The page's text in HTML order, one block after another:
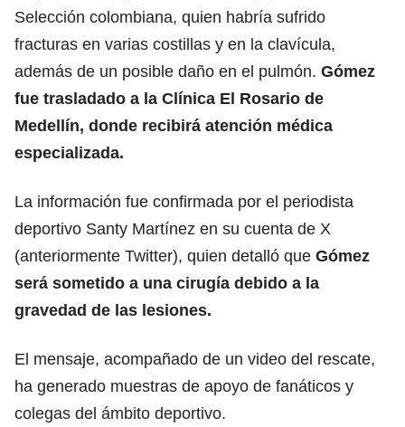
Selección colombiana, quien habría sufrido
fracturas en varias costillas y en la clavícula,
además de un posible daño en el pulmón. Gómez
fue trasladado a la Clínica El Rosario de
Medellín, donde recibirá atención médica
especializada.
La información fue confirmada por el periodista
deportivo Santy Martínez en su cuenta de X
(anteriormente Twitter), quien detalló que Gómez
será sometido a una cirugía debido a la
gravedad de las lesiones.
El mensaje, acompañado de un video del rescate,
ha generado muestras de apoyo de fanáticos y
colegas del ámbito deportivo.